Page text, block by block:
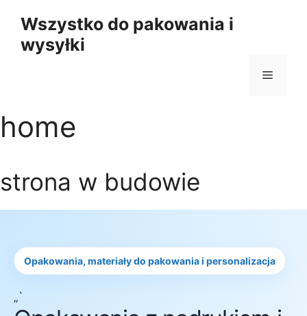
treści
Wszystko do pakowania i
wysyłki
Menu
home
strona w budowie
Opakowania, materiały do pakowania i personalizacja
„`